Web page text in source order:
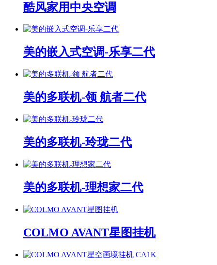
酷风家用中央空调
美的嵌入式空调-乐享二代
美的多联机-领 航者二代
美的多联机-玲珑二代
美的多联机-理想家二代
COLMO AVANT星图挂机